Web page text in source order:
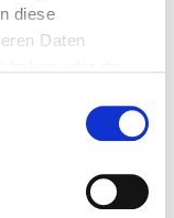
diese
Daten
Weitergabe
angemessenes
könnten
von US-